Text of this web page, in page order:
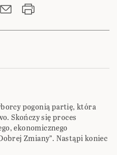
pogonią partię, która
Skończy się proces
ekonomicznego
Zmiany”. Nastąpi koniec